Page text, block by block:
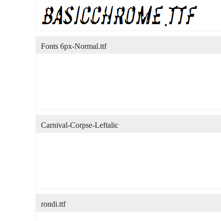
Fonts 6px-Normal.ttf
Carnival-Corpse-Leftalic
rondi.ttf